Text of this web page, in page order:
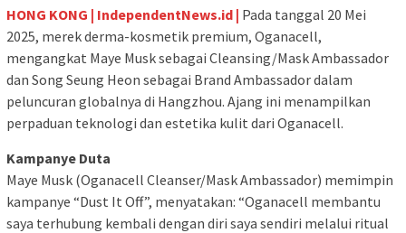
HONG KONG | IndependentNews.id | Pada tanggal 20 Mei
2025, merek derma-kosmetik premium, Oganacell,
mengangkat Maye Musk sebagai Cleansing/Mask Ambassador
dan Song Seung Heon sebagai Brand Ambassador dalam
peluncuran globalnya di Hangzhou. Ajang ini menampilkan
perpaduan teknologi dan estetika kulit dari Oganacell.
Kampanye Duta
Maye Musk (Oganacell Cleanser/Mask Ambassador) memimpin
kampanye “Dust It Off”, menyatakan: “Oganacell membantu
saya terhubung kembali dengan diri saya sendiri melalui ritual